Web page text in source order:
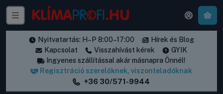
Nyitvatartás: H–P 8:00–17:00
Hírek és Blog
Kapcsolat
Visszahívást kérek
GYIK
Ingyenes szállítással akár másnapra Önnél!
Regisztráció szerelőknek, viszonteladóknak
+36 30/571-9944